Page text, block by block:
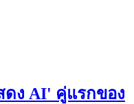
ดง AI' คู่แรกของ